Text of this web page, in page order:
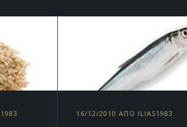
16/12/2010 ΑΠΌ ILIAS1983